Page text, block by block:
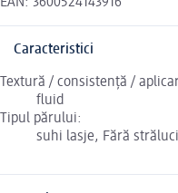
Caracteristici
Textură / consistență /
fluid
Tipul părului:
suhi lasje, Fără